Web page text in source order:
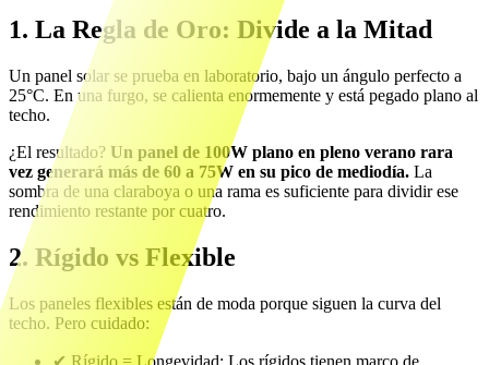
1. La Regla de Oro: Divide a la Mitad
Un panel solar se prueba en laboratorio, bajo un ángulo perfecto a
25°C. En una furgo, se calienta enormemente y está pegado plano al
techo.
¿El resultado? Un panel de 100W plano en pleno verano rara
vez generará más de 60 a 75W en su pico de mediodía. La
sombra de una claraboya o una rama es suficiente para dividir ese
rendimiento restante por cuatro.
2. Rígido vs Flexible
Los paneles flexibles están de moda porque siguen la curva del
techo. Pero cuidado:
✔ Rígido = Longevidad: Los rígidos tienen marco de